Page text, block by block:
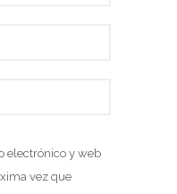
electrónico y web
vez que